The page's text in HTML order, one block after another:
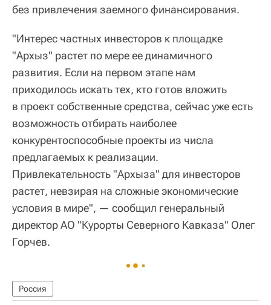
без привлечения заемного финансирования.
"Интерес частных инвесторов к площадке
"Архыз" растет по мере ее динамичного
развития. Если на первом этапе нам
приходилось искать тех, кто готов вложить
в проект собственные средства, сейчас уже есть
возможность отбирать наиболее
конкурентоспособные проекты из числа
предлагаемых к реализации.
Привлекательность "Архыза" для инвесторов
растет, невзирая на сложные экономические
условия в мире", — сообщил генеральный
директор АО "Курорты Северного Кавказа" Олег
Горчев.
Россия